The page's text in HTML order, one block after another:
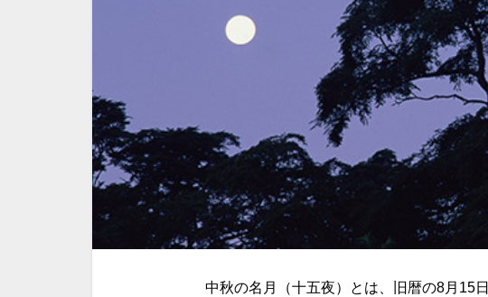
中秋の名月（十五夜）とは、旧暦の8月15